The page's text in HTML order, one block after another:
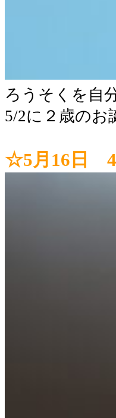
ろうそくを自
5/2に２歳のお
☆5月16日